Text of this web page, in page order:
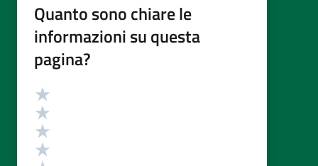
Quanto sono chiare le
informazioni su questa
pagina?
Valutazione